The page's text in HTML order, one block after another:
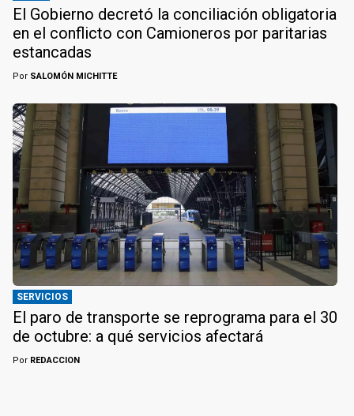
El Gobierno decretó la conciliación obligatoria
en el conflicto con Camioneros por paritarias
estancadas
Por SALOMÓN MICHITTE
SERVICIOS
El paro de transporte se reprograma para el 30
de octubre: a qué servicios afectará
Por REDACCION